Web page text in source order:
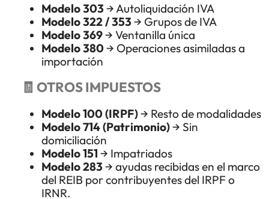
Modelo 303 → Autoliquidación IVA
Modelo 322 / 353 → Grupos de IVA
Modelo 369→ Ventanilla única
Modelo 380→ Operaciones asimiladas a
importación
🧾 OTROS IMPUESTOS
Modelo 100 (IRPF)→ Resto de modalidades
Modelo 714 (Patrimonio)→ Sin
domiciliación
Modelo 151 → Impatriados
Modelo 283 → ayudas recibidas en el marco
del REIB por contribuyentes del IRPF o
IRNR.